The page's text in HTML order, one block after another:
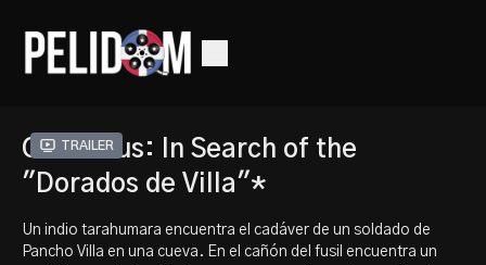
Trailer
Columbus: In Search of the
"Dorados de Villa"*
Un indio tarahumara encuentra el cadáver de un soldado de
Pancho Villa en una cueva. En el cañón del fusil encuentra un